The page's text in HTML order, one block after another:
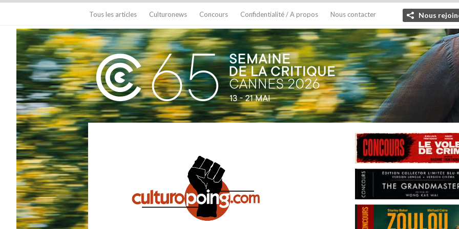
Tous les articles Culturonews Concours Confidentialité / A propos Nous contacter Nous